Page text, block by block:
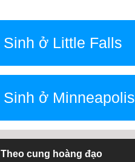
Sinh ở Little Falls
Sinh ở Minneapolis
Theo cung hoàng đạo